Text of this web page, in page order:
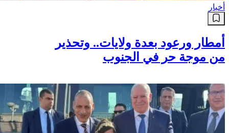
أخبار
أمطار ورعود بعدة ولايات.. وتحذير
من موجة حر في الجنوب